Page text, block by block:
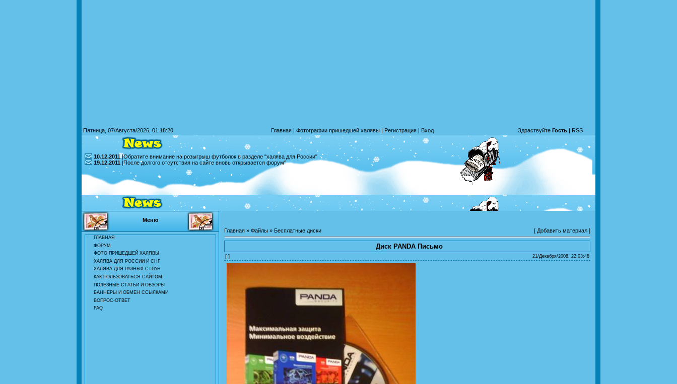
Пятница, 07/Августа/2026, 01:18:20 Главная | Фотографии пришедшей халявы | Регистрация | Вход Здраствуйте Гость | RSS
10.12.2011|Обратите внимание на розыгрыш футболок в разделе "халява для России"
19.12.2011 |После долгого отсутствия на сайте вновь открывается форум"
Меню
ГЛАВНАЯ
ФОРУМ
ФОТО ПРИШЕДШЕЙ ХАЛЯВЫ
ХАЛЯВА ДЛЯ РОССИИ И СНГ
ХАЛЯВА ДЛЯ РАЗНЫХ СТРАН
КАК ПОЛЬЗОВАТЬСЯ САЙТОМ
ПОЛЕЗНЫЕ СТАТЬИ И ОБЗОРЫ
БАННЕРЫ И ОБМЕН ССЫЛКАМИ
ВОПРОС-ОТВЕТ
FAQ
Главная » Файлы » Бесплатные диски [ Добавить материал ]
Диск PANDA Письмо
[ ] 21/Декабря/2008, 22:03:48